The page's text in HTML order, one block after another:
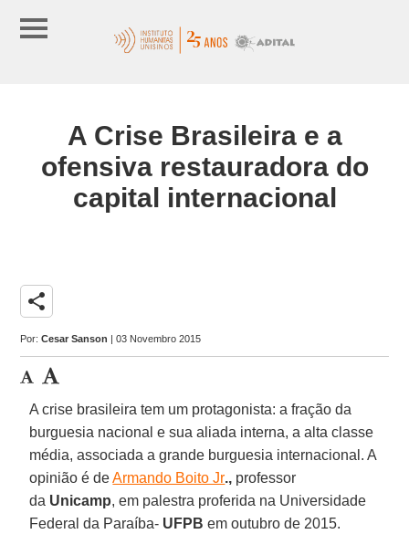
A Crise Brasileira e a
ofensiva restauradora do
capital internacional
share
Por:Cesar Sanson | 03 Novembro 2015
A crise brasileira tem um protagonista: a fração da
burguesia nacional e sua aliada interna, a alta classe
média, associada a grande burguesia internacional. A
opinião é deArmando Boito Jr., professor
da Unicamp, em palestra proferida na Universidade
Federal da Paraíba- UFPB em outubro de 2015.